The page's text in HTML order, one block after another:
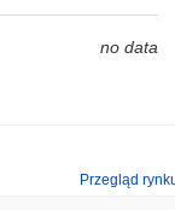
no data
Przegląd